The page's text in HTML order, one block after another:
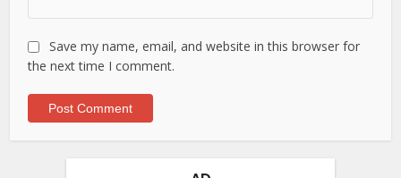
Save my name, email, and website in this browser for
the next time I comment.